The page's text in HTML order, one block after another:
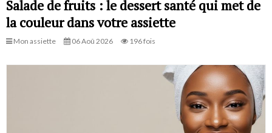
Salade de fruits : le dessert santé qui met de
la couleur dans votre assiette
Mon assiette 06 Aoû 2026 196 fois